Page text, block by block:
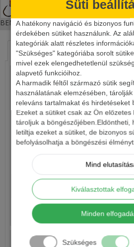
Süti
A hatékony navigáció és bizonyos
érdekében sütiket használunk. Az
kategóriák alatt részletes
"Szükséges" kategóriába sorolt
mivel ezek elengedhetetlenül
alapvető funkcióihoz.
A harmadik féltől származó sütik
használatának elemzésében,
releváns tartalmakat és hirdetéseket
Ezeket a sütiket csak az Ön előzetes
tároljuk a böngészőjében.Eldöntheti,
letiltja ezeket a sütiket, de bizonyos
befolyásolhatja a böngészési élményt.
Mind
Kiválasztottak
Minden
Szükséges
BENZAR METHOD ROUND FEEDER
HASONLÓ TERMÉKEK
740 Ft
Részletek